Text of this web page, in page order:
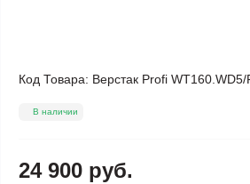
Код Товара: Верстак Profi
В наличии
24 900 руб.